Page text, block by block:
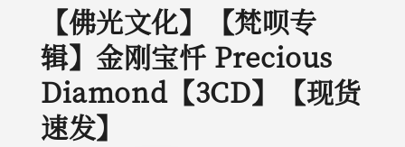
【佛光文化】【梵呗专
辑】金刚宝忏 Precious
Diamond【3CD】【现货
速发】